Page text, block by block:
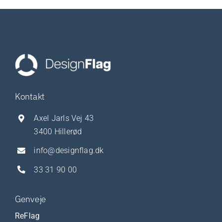
Kontakt
Axel Jarls Vej 43
3400 Hillerød
info@designflag.dk
33 31 90 00
Genveje
ReFlag